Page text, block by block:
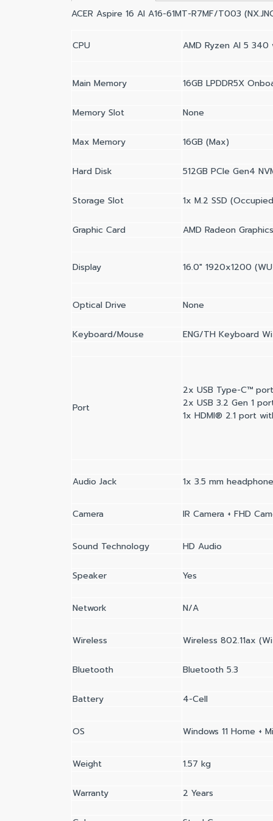
ACER Aspire 16 AI A16-61MT-R7MF/T003
CPU AMD Ryzen AI 5
Main Memory 16GB LPDDR5X
Memory Slot None
Max Memory 16GB (Max)
Hard Disk 512GB PCIe Gen4
Storage Slot 1x M.2 SSD
Graphic Card AMD Radeon
Display 16.0" 1920x1200
Optical Drive None
Keyboard/Mouse ENG/TH Keyboard
Port
2x USB Type-C™
2x USB 3.2 Gen 1
1x HDMI® 2.1 port
Audio Jack 1x 3.5 mm
Camera IR Camera + FHD
Sound Technology HD Audio
Speaker Yes
Network N/A
Wireless Wireless 802.11ax
Bluetooth Bluetooth 5.3
Battery 4-Cell
OS Windows 11 Home
Weight 1.57 kg
Warranty 2 Years